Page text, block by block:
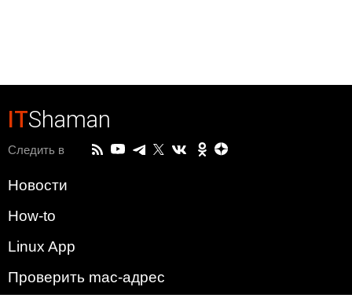
ITShaman
Следить в
Новости
How-to
Linux App
Проверить mac-адрес